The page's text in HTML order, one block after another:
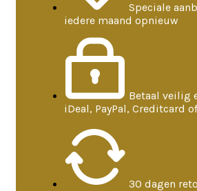
Speciale
iedere maand opnieuw
Betaal veilig
iDeal, PayPal, Creditcard
30 dagen